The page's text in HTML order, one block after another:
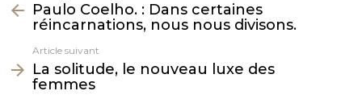
plus
Paulo Coelho. : Dans certaines
réincarnations, nous nous divisons.
Article suivant
La solitude, le nouveau luxe des
femmes